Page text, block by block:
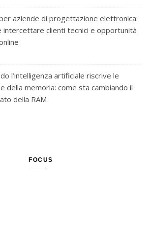
aziende di progettazione elettronica:
intercettare clienti tecnici e opportunità
l’intelligenza artificiale riscrive le
della memoria: come sta cambiando il
della RAM
FOCUS